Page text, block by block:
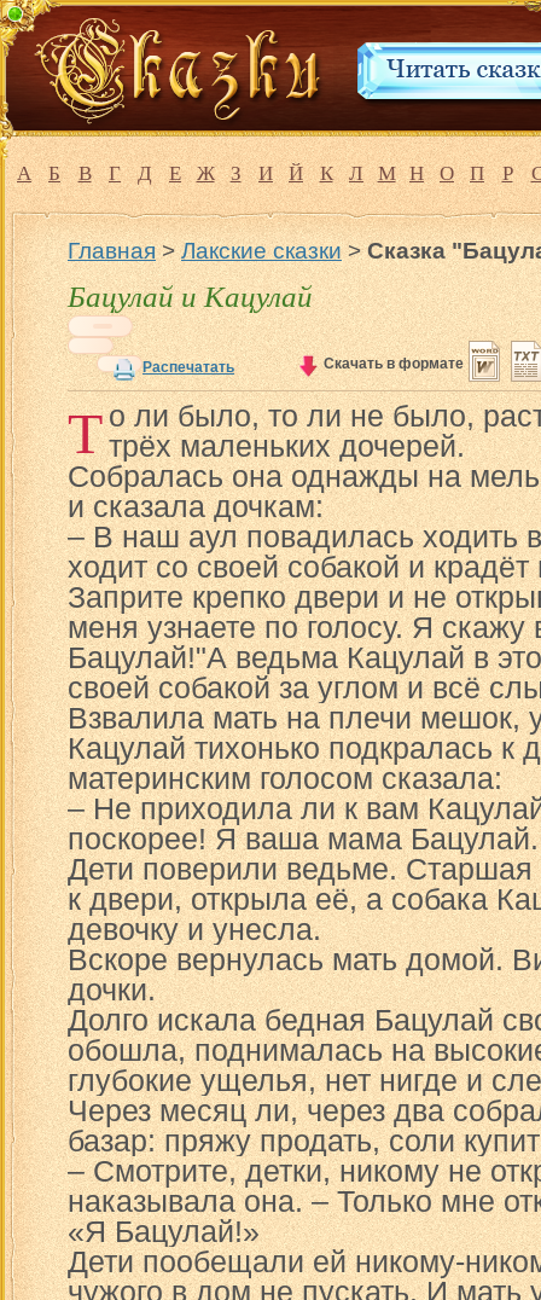
А Б В Г Д Е Ж З И Й К Л М Н О П Р
Главная>Лакские сказки>Сказка
Бацулай и Кацулай
Распечатать Скачать в формате
То ли было, то ли не было,
трёх маленьких дочерей.
Собралась она однажды на
и сказала дочкам:
– В наш аул повадилась ходить
ходит со своей собакой и
Заприте крепко двери и не
меня узнаете по голосу. Я
Бацулай!"А ведьма Кацулай в
своей собакой за углом и всё
Взвалила мать на плечи мешок,
Кацулай тихонько подкралась к
материнским голосом сказала:
– Не приходила ли к вам
поскорее! Я ваша мама Бацулай.
Дети поверили ведьме.
к двери, открыла её, а собака
девочку и унесла.
Вскоре вернулась мать домой.
дочки.
Долго искала бедная Бацулай
обошла, поднималась на
глубокие ущелья, нет нигде и
Через месяц ли, через два
базар: пряжу продать, соли
– Смотрите, детки, никому не
наказывала она. – Только мне
«Я Бацулай!»
Дети пообещали ей никому-
чужого в дом не пускать. И мать